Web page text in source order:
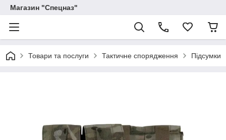
Магазин "Спецназ"
Товари та послуги Тактичне спорядження Підсумки